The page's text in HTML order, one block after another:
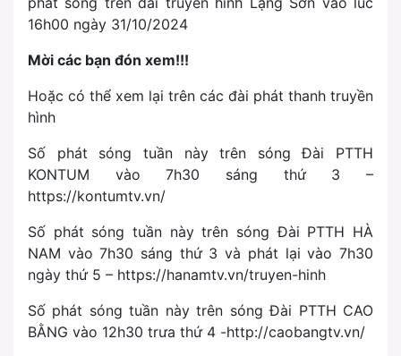
16h00 ngày 31/10/2024
Mời các bạn đón xem!!!
Hoặc có thể xem lại trên các đài phát thanh truyền
hình
Số phát sóng tuần này trên sóng Đài PTTH
KONTUM vào 7h30 sáng thứ 3 –
https://kontumtv.vn/
Số phát sóng tuần này trên sóng Đài PTTH HÀ
NAM vào 7h30 sáng thứ 3 và phát lại vào 7h30
ngày thứ 5 – https://hanamtv.vn/truyen-hinh
Số phát sóng tuần này trên sóng Đài PTTH CAO
BẰNG vào 12h30 trưa thứ 4 -http://caobangtv.vn/